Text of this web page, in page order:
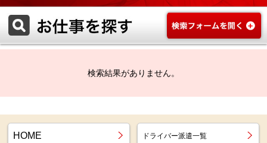
検索結果がありません。
HOME ドライバー派遣一覧